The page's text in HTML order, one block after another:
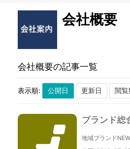
会社概要
会社概要の記事一覧
表示順:
ブランド総
地域ブランド